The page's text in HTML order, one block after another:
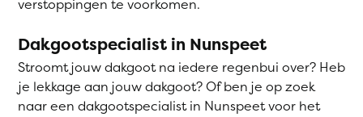
verstoppingen te voorkomen.
Dakgootspecialist in Nunspeet
Stroomt jouw dakgoot na iedere regenbui over? Heb
je lekkage aan jouw dakgoot? Of ben je op zoek
naar een dakgootspecialist in Nunspeet voor het